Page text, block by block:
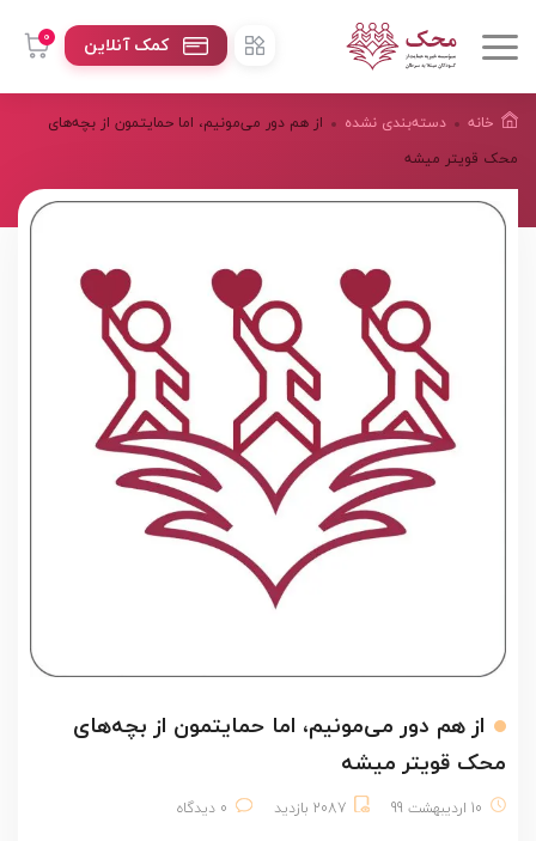
0 کمک آنلاین
خانه دسته‌بندی نشده
از هم دور می‌مونیم، اما حمایتمون از بچه‌های
محک قویتر میشه
از هم دور می‌مونیم، اما حمایتمون از بچه‌های
محک قویتر میشه
10 اردیبهشت 99 2087 بازدید 0 دیدگاه